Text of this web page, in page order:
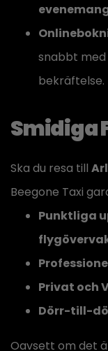
snabbt med
bekräftelse.
Smidiga
Ska du resa till
Beegone Taxi
Punktliga
Privat och
Dörr-till-
Oavsett om det